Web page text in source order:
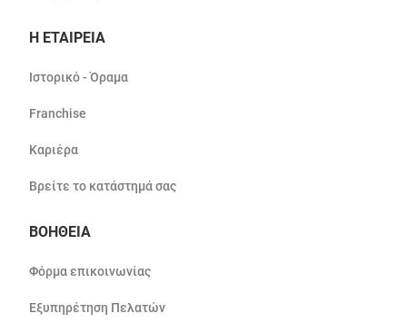
Η ΕΤΑΙΡΕΙΑ
Ιστορικό - Όραμα
Franchise
Καριέρα
Βρείτε το κατάστημά σας
ΒΟΗΘΕΙΑ
Φόρμα επικοινωνίας
Εξυπηρέτηση Πελατών